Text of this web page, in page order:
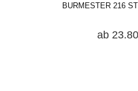
BURMESTER 216
ab